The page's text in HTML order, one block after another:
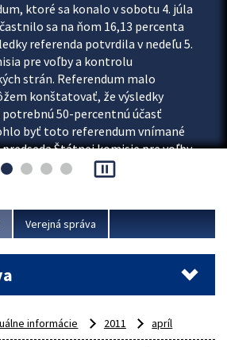
ktoré sa konalo v sobotu 4. júla
sa na ňom 16,13 percenta
referenda potvrdila v nedeľu 5.
pre voľby a kontrolu
strán. Referendum malo
konštatovať, že výsledky
50-percentnú účasť
byť toto referendum vnímané
Štátnej komisie pre voľby
politických...
pause_presentation
Verejná správa
informácie 2011 apríl